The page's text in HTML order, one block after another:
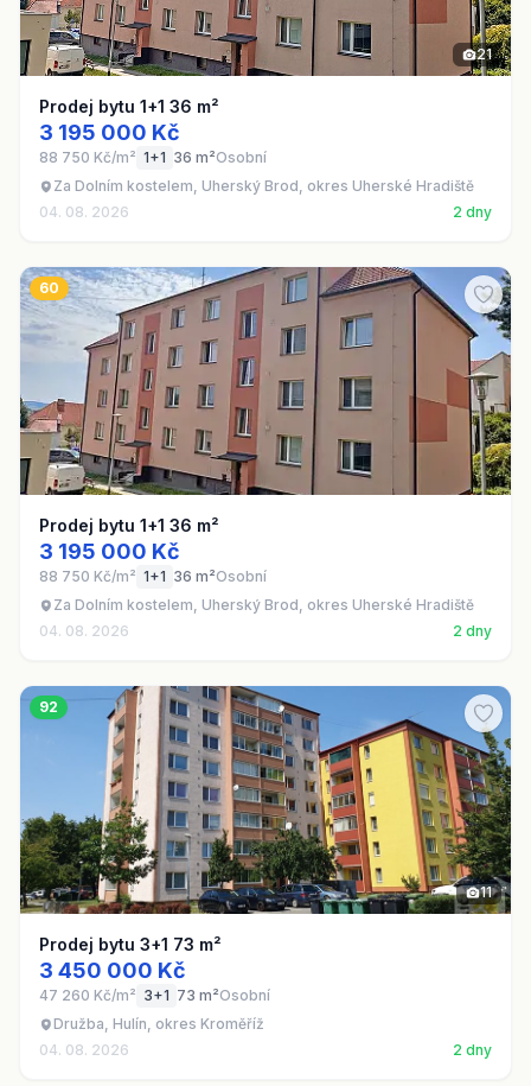
21
Prodej bytu 1+1 36 m²
3 195 000 Kč
88 750 Kč/m² 1+1 36 m²Osobní
Za Dolním kostelem, Uherský Brod, okres Uherské Hradiště
04. 08. 2026
2 dny
60
Prodej bytu 1+1 36 m²
3 195 000 Kč
88 750 Kč/m² 1+1 36 m²Osobní
Za Dolním kostelem, Uherský Brod, okres Uherské Hradiště
04. 08. 2026
2 dny
92
11
Prodej bytu 3+1 73 m²
3 450 000 Kč
47 260 Kč/m² 3+1 73 m²Osobní
Družba, Hulín, okres Kroměříž
04. 08. 2026
2 dny